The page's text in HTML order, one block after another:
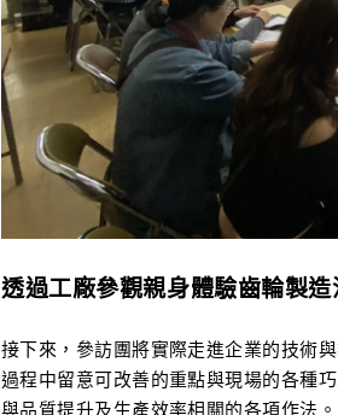
透過工廠參觀親身體驗齒輪製
接下來，參訪團將實際走進企業的技術
過程中留意可改善的重點與現場的各種
與品質提升及生產效率相關的各項作法。